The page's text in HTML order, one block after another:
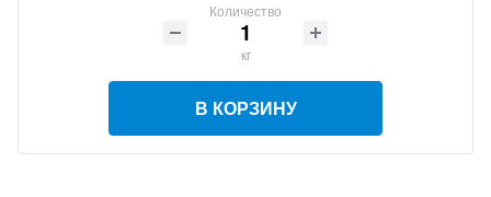
Количество
кг
В КОРЗИНУ